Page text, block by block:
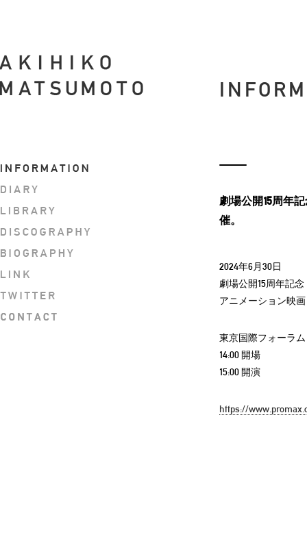
劇場公開15周年
催。
2024年6月30日
劇場公開15周年記念
アニメーション映
東京国際フォーラ
14:00 開場
15:00 開演
https://